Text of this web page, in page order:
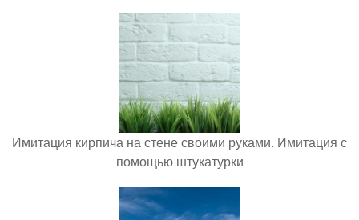
Имитация кирпича на стене своими руками. Имитация с
помощью штукатурки